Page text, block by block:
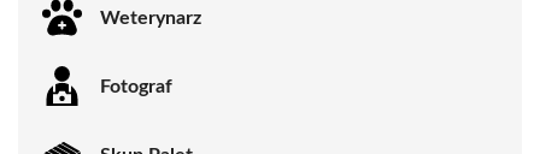
Weterynarz
Fotograf